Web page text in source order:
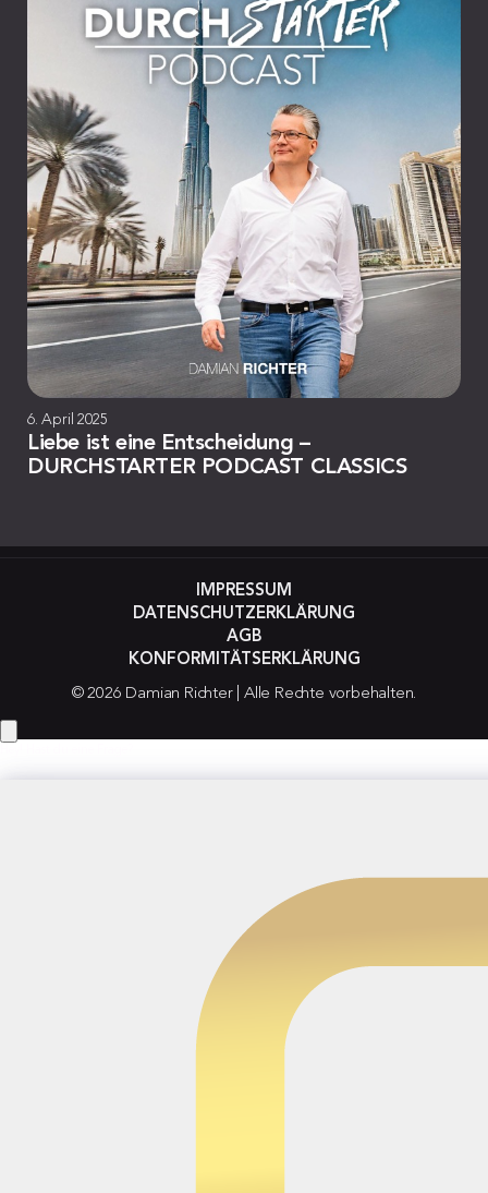
6. April 2025
Liebe ist eine Entscheidung –
DURCHSTARTER PODCAST CLASSICS
© 2026 Damian Richter | Alle Rechte vorbehalten.
IMPRESSUM
DATENSCHUTZERKLÄRUNG
AGB
KONFORMITÄTSERKLÄRUNG